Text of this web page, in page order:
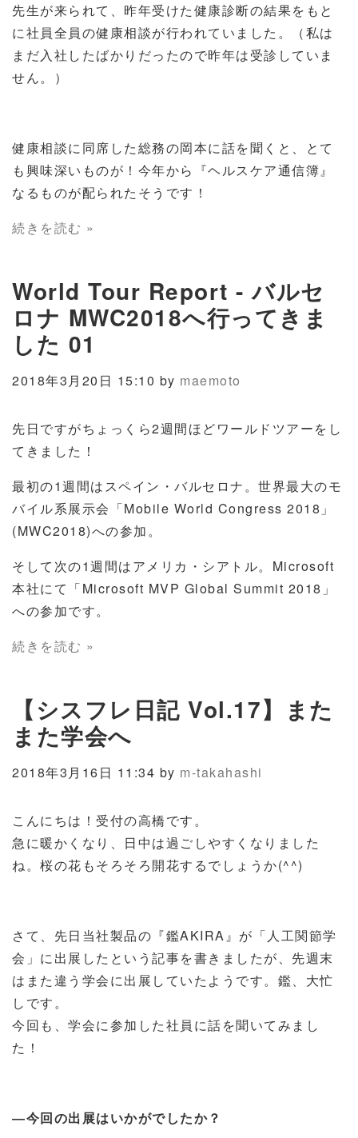
先生が来られて、昨年受けた健康診断の結果をもと
に社員全員の健康相談が行われていました。（私は
まだ入社したばかりだったので昨年は受診していま
せん。）
健康相談に同席した総務の岡本に話を聞くと、とて
も興味深いものが！今年から『ヘルスケア通信簿』
なるものが配られたそうです！
続きを読む »
World Tour Report - バルセ
ロナ MWC2018へ行ってきま
した 01
2018年3月20日 15:10 by maemoto
先日ですがちょっくら2週間ほどワールドツアーをし
てきました！
最初の1週間はスペイン・バルセロナ。世界最大のモ
バイル系展示会「Mobile World Congress 2018」
(MWC2018)への参加。
そして次の1週間はアメリカ・シアトル。Microsoft
本社にて「Microsoft MVP Global Summit 2018」
への参加です。
続きを読む »
【シスフレ日記 Vol.17】また
また学会へ
2018年3月16日 11:34 by m-takahashi
こんにちは！受付の高橋です。
急に暖かくなり、日中は過ごしやすくなりました
ね。桜の花もそろそろ開花するでしょうか(^^)
さて、先日当社製品の『鑑AKIRA』が「人工関節学
会」に出展したという記事を書きましたが、先週末
はまた違う学会に出展していたようです。鑑、大忙
しです。
今回も、学会に参加した社員に話を聞いてみまし
た！
―今回の出展はいかがでしたか？